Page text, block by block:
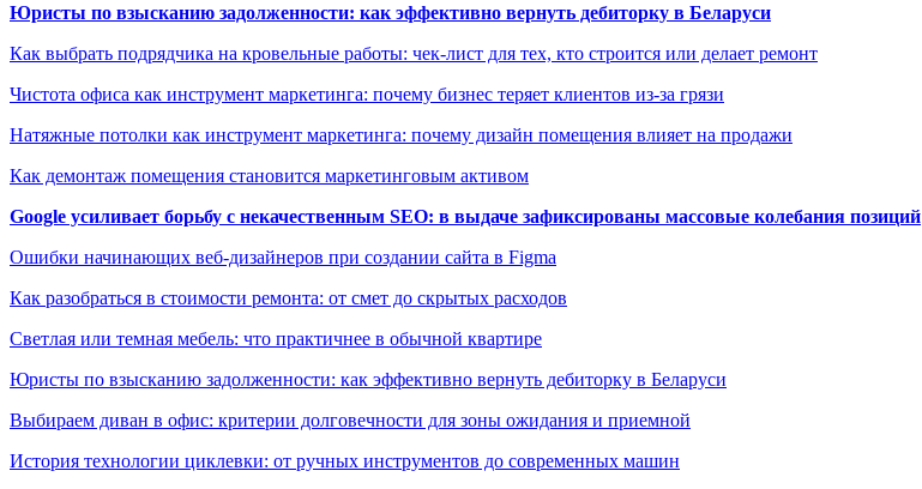
Юристы по взысканию задолженности: как эффективно вернуть дебиторку в Беларуси
Как выбрать подрядчика на кровельные работы: чек-лист для тех, кто строится или делает ремонт
Чистота офиса как инструмент маркетинга: почему бизнес теряет клиентов из-за грязи
Натяжные потолки как инструмент маркетинга: почему дизайн помещения влияет на продажи
Как демонтаж помещения становится маркетинговым активом
Google усиливает борьбу с некачественным SEO: в выдаче зафиксированы массовые колебания позиций
Ошибки начинающих веб-дизайнеров при создании сайта в Figma
Как разобраться в стоимости ремонта: от смет до скрытых расходов
Светлая или темная мебель: что практичнее в обычной квартире
Юристы по взысканию задолженности: как эффективно вернуть дебиторку в Беларуси
Выбираем диван в офис: критерии долговечности для зоны ожидания и приемной
История технологии циклевки: от ручных инструментов до современных машин